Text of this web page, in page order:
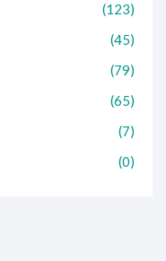
(123)
(45)
(79)
(65)
(7)
(0)